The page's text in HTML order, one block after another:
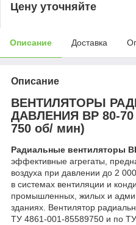
Цену уточняйте
Описание Доставка
Описание
ВЕНТИЛЯТОРЫ
ДАВЛЕНИЯ ВР 80-70
750 об/ мин)
Радиальные вентиляторы
эффективные агрегаты,
воздуха при давлении до 2
в системах вентиляции и
промышленных, жилых и
зданиях. Вентилятор
ТУ 4861-001-85589750 и по